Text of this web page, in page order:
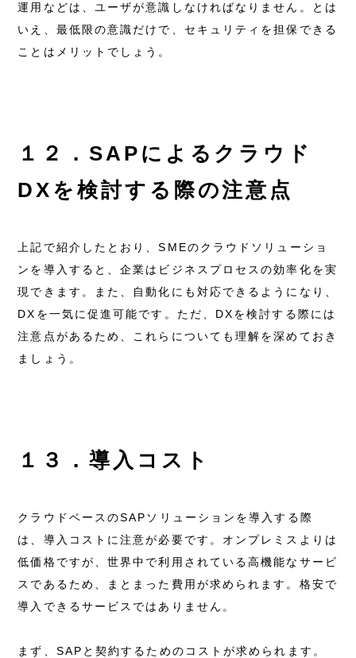
運用などは、ユーザが意識しなければなりません。とは
いえ、最低限の意識だけで、セキュリティを担保できる
ことはメリットでしょう。
１２．SAPによるクラウド
DXを検討する際の注意点
上記で紹介したとおり、SMEのクラウドソリューショ
ンを導入すると、企業はビジネスプロセスの効率化を実
現できます。また、自動化にも対応できるようになり、
DXを一気に促進可能です。ただ、DXを検討する際には
注意点があるため、これらについても理解を深めておき
ましょう。
１３．導入コスト
クラウドベースのSAPソリューションを導入する際
は、導入コストに注意が必要です。オンプレミスよりは
低価格ですが、世界中で利用されている高機能なサービ
スであるため、まとまった費用が求められます。格安で
導入できるサービスではありません。
まず、SAPと契約するためのコストが求められます。